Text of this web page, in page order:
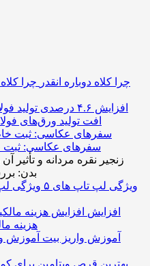
چرا کلاه دوباره انقدر
افت تولید ورق‌های
سفرهای عکاسی: ثبت
زنجیر نقره مردانه و تأثیر
بدن:
۵ ویژگی لپ تاپ های
افزایش
هزینه
آموزش واریز بیت